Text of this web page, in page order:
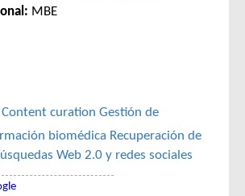
MBE
Content curation Gestión de
biomédica Recuperación de
Web 2.0 y redes sociales